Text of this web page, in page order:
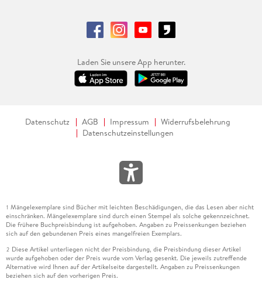
Laden Sie unsere App herunter.
Datenschutz AGB Impressum
Widerrufsbelehrung
Datenschutzeinstellungen
1 Mängelexemplare sind Bücher mit leichten Beschädigungen, die das Lesen aber nicht
einschränken. Mängelexemplare sind durch einen Stempel als solche gekennzeichnet.
Die frühere Buchpreisbindung ist aufgehoben. Angaben zu Preissenkungen beziehen
sich auf den gebundenen Preis eines mangelfreien Exemplars.
2 Diese Artikel unterliegen nicht der Preisbindung, die Preisbindung dieser Artikel
wurde aufgehoben oder der Preis wurde vom Verlag gesenkt. Die jeweils zutreffende
Alternative wird Ihnen auf der Artikelseite dargestellt. Angaben zu Preissenkungen
beziehen sich auf den vorherigen Preis.